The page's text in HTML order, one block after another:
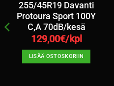
255/45R19 Davanti
Protoura Sport 100Y
C,A 70dB/kesä
129,00€/kpl
LISÄÄ OSTOSKORIIN